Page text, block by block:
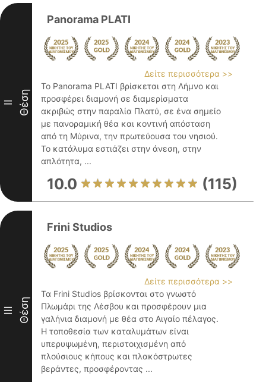
II Θέση
Panorama PLATI
Δείτε περισσότερα >>
Το Panorama PLATI βρίσκεται στη Λήμνο και
προσφέρει διαμονή σε διαμερίσματα
ακριβώς στην παραλία Πλατύ, σε ένα σημείο
με πανοραμική θέα και κοντινή απόσταση
από τη Μύρινα, την πρωτεύουσα του νησιού.
Το κατάλυμα εστιάζει στην άνεση, στην
απλότητα, ...
10.0 (115)
III Θέση
Frini Studios
Δείτε περισσότερα >>
Τα Frini Studios βρίσκονται στο γνωστό
Πλωμάρι της Λέσβου και προσφέρουν μια
γαλήνια διαμονή με θέα στο Αιγαίο πέλαγος.
Η τοποθεσία των καταλυμάτων είναι
υπερυψωμένη, περιστοιχισμένη από
πλούσιους κήπους και πλακόστρωτες
βεράντες, προσφέροντας ...